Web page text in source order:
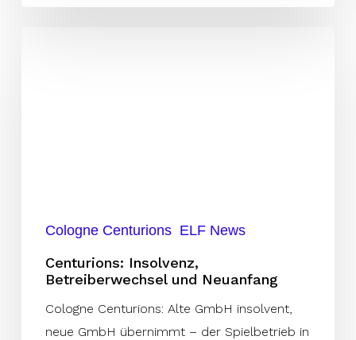
Cologne Centurions ELF News
Centurions: Insolvenz,
Betreiberwechsel und Neuanfang
Cologne Centurions: Alte GmbH insolvent,
neue GmbH übernimmt – der Spielbetrieb in